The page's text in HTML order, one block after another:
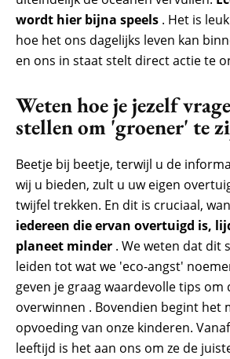
wordt hier bijna speels . Het is
hoe het ons dagelijks leven kan
en ons in staat stelt direct actie te
Weten hoe je jezelf
stellen om 'groener' te
Beetje bij beetje, terwijl u de
wij u bieden, zult u uw eigen
twijfel trekken. En dit is cruciaal,
iedereen die ervan overtuigd is,
planeet minder . We weten dat dit
leiden tot wat we 'eco-angst'
geven je graag waardevolle tips om
overwinnen . Bovendien begint het
opvoeding van onze kinderen.
leeftijd is het aan ons om ze de